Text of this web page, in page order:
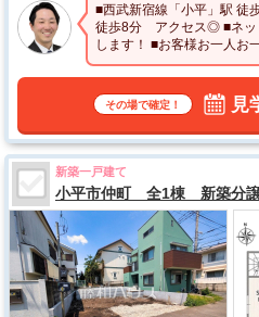
■西武新宿線「小平」駅 徒
徒歩8分 アクセス◎ ■ネッ
します！ ■お客様お一人お
て頂きます。
その場で確定！ 見
新築一戸建て
小平市仲町 全1棟 新築分